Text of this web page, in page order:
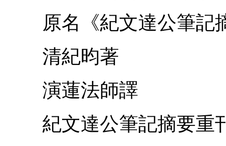
原名《紀文達公筆記
清紀昀著
演蓮法師譯
紀文達公筆記摘要重